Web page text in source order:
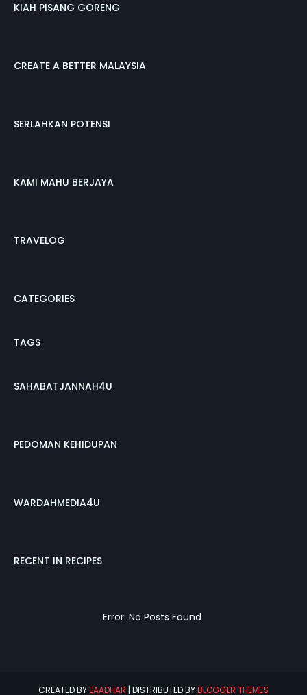
KIAH PISANG GORENG
CREATE A BETTER MALAYSIA
SERLAHKAN POTENSI
KAMI MAHU BERJAYA
TRAVELOG
CATEGORIES
TAGS
SAHABATJANNAH4U
PEDOMAN KEHIDUPAN
WARDAHMEDIA4U
RECENT IN RECIPES
Error: No Posts Found
CREATED BYEAADHAR | DISTRIBUTED BYBLOGGER THEMES